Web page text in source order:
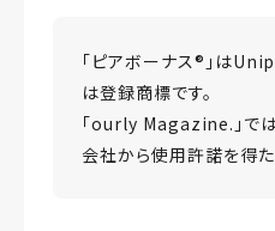
「ピアボーナス®️」は
は登録商標です。
「ourly Magazine.」で
会社から使用許諾を得た